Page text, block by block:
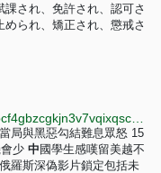
課され、免許され、認可さ
られ、矯正され、懲戒さ
局與黑惡勾結難息眾怒 15
少 中 國學生感嘆留美越不
羅斯深偽影片鎖定包括未